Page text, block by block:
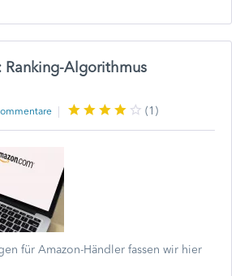
Ranking-Algorithmus
( 1 )
für Amazon-Händler fassen wir hier